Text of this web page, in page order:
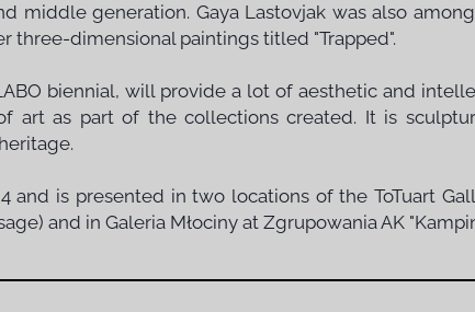
middle generation. Gaya Lastovjak was also
three-dimensional paintings titled "Trapped".
biennial, will provide a lot of aesthetic and
art as part of the collections created. It is
and is presented in two locations of the ToTuart
and in Galeria Młociny at Zgrupowania AK